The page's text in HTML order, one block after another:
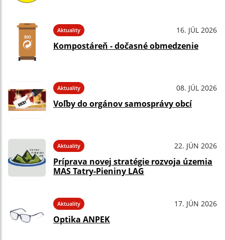
Aktuality 16. JÚL 2026
Kompostáreň - dočasné obmedzenie
Aktuality 08. JÚL 2026
Voľby do orgánov samosprávy obcí
Aktuality 22. JÚN 2026
Príprava novej stratégie rozvoja územia
MAS Tatry-Pieniny LAG
Aktuality 17. JÚN 2026
Optika ANPEK